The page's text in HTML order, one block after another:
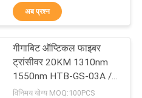
MPO
23
अब प्रश्न
गीगाबिट ऑप्टिकल फाइबर
ट्रांसीवर 20KM 1310nm
1550nm HTB-GS-03A /
B सिंगल मोड सिंगल फाइबर
विनिमय योग्य MOQ:100PCS